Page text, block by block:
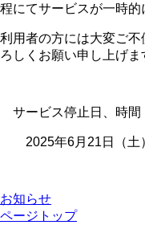
程にてサービスが一時的
利用者の方には大変ご
ろしくお願い申し上げま
サービス停止日、時間
2025年6月21日（土
お知らせ
ページトップ